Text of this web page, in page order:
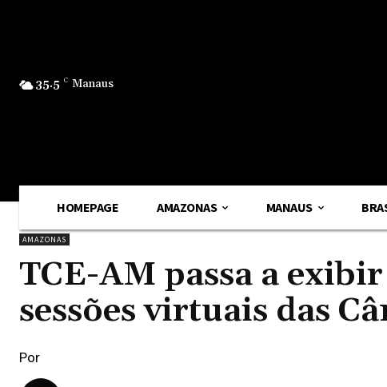
35.5 C Manaus
HOMEPAGE AMAZONAS MANAUS
AMAZONAS
TCE-AM passa a
sessões virtuais das
Por